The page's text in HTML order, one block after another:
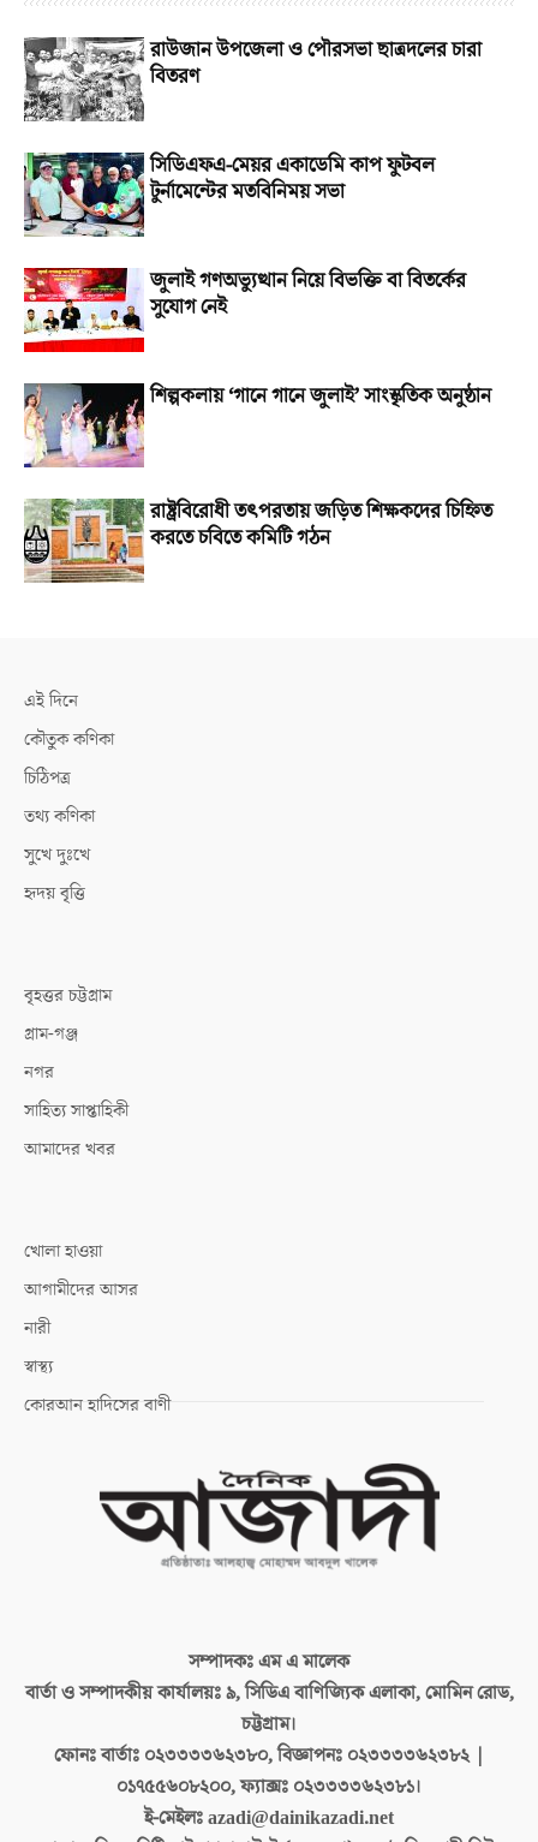
রাউজান উপজেলা ও পৌরসভা ছাত্রদলের চারা
বিতরণ
সিডিএফএ-মেয়র একাডেমি কাপ ফুটবল
টুর্নামেন্টের মতবিনিময় সভা
জুলাই গণঅভ্যুত্থান নিয়ে বিভক্তি বা বিতর্কের
সুযোগ নেই
শিল্পকলায় ‘গানে গানে জুলাই’ সাংস্কৃতিক অনুষ্ঠান
রাষ্ট্রবিরোধী তৎপরতায় জড়িত শিক্ষকদের চিহ্নিত
করতে চবিতে কমিটি গঠন
এই দিনে
কৌতুক কণিকা
চিঠিপত্র
তথ্য কণিকা
সুখে দুঃখে
হৃদয় বৃত্তি
বৃহত্তর চট্টগ্রাম
গ্রাম-গঞ্জ
নগর
সাহিত্য সাপ্তাহিকী
আমাদের খবর
খোলা হাওয়া
আগামীদের আসর
নারী
স্বাস্থ্য
কোরআন হাদিসের বাণী
সম্পাদকঃএম এ মালেক
বার্তা ও সম্পাদকীয় কার্যালয়ঃ৯, সিডিএ বাণিজ্যিক এলাকা, মোমিন রোড,
চট্টগ্রাম।
ফোনঃ বার্তাঃ ০২৩৩৩৩৬২৩৮০, বিজ্ঞাপনঃ ০২৩৩৩৩৬২৩৮২ |
০১৭৫৫৬০৮২০০, ফ্যাক্সঃ ০২৩৩৩৩৬২৩৮১।
ই-মেইলঃazadi@dainikazadi.net